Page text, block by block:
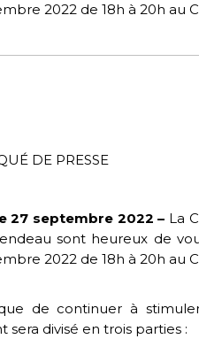
2022 de 18h à 20h au
DE PRESSE
27 septembre 2022 – La
sont heureux de
2022 de 18h à 20h au
de continuer à
sera divisé en trois parties :